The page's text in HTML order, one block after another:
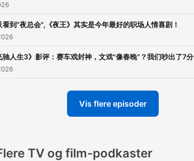
看到"夜总会",《夜王》其实是今年最好的职场人情喜剧！
驰人生3》影评：赛车戏封神，文戏"像春晚"？我们吵出了7分
Vis flere episoder
TV og film-podkaster